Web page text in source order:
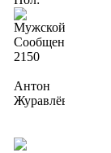
Сообщений:
2150
Антон
Журавлёв